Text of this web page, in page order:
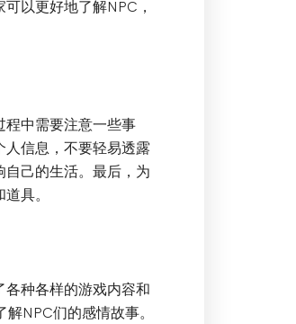
以更好地了解NPC，
程中需要注意一些事
信息，不要轻易透露
己的生活。最后，为
具。
种各样的游戏内容和
NPC们的感情故事。